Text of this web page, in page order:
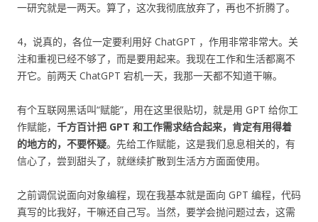
一研究就是一两天。算了，这次我彻底放弃了，再也不折腾了。
4，说真的，各位一定要利用好 ChatGPT ，作用非常非常大。关
注和重视已经不够了，而是要用起来。我现在工作和生活都离不
开它。前两天 ChatGPT 宕机一天，我那一天都不知道干嘛。
有个互联网黑话叫“赋能”，用在这里很贴切，就是用 GPT 给你工
作赋能， 千方百计把 GPT 和工作需求结合起来，肯定有用得着
的地方的，不要怀疑。先给工作赋能，这是我们息息相关的，有
信心了，尝到甜头了，就继续扩散到生活方方面面使用。
之前调侃说面向对象编程，现在我基本就是面向 GPT 编程，代码
真写的比我好，干嘛还自己写。当然，要学会抛问题过去，这需